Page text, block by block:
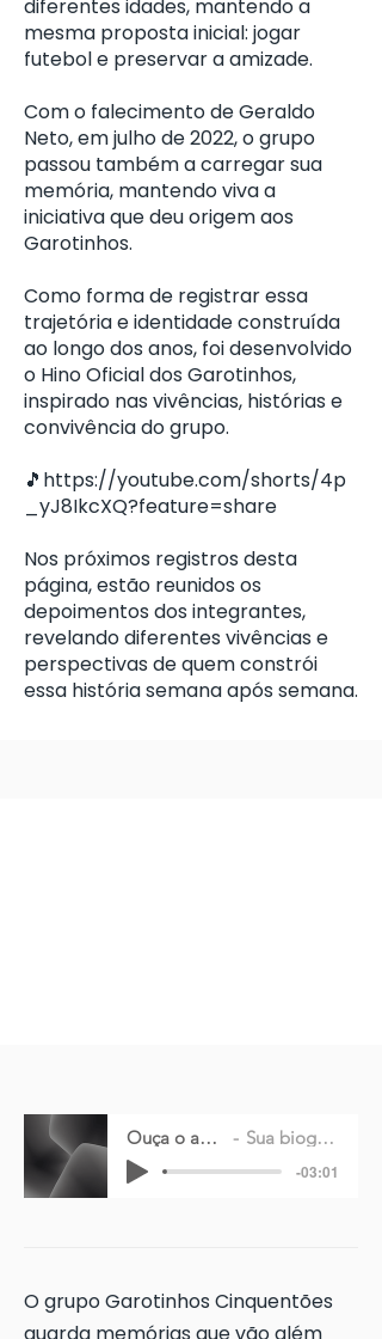
diferentes idades, mantendo a
mesma proposta inicial: jogar
futebol e preservar a amizade.
Com o falecimento de Geraldo
Neto, em julho de 2022, o grupo
passou também a carregar sua
memória, mantendo viva a
iniciativa que deu origem aos
Garotinhos.
Como forma de registrar essa
trajetória e identidade construída
ao longo dos anos, foi desenvolvido
o Hino Oficial dos Garotinhos,
inspirado nas vivências, histórias e
convivência do grupo.
🎵 https://youtube.com/shorts/4p
_yJ8IkcXQ?feature=share
Nos próximos registros desta
página, estão reunidos os
depoimentos dos integrantes,
revelando diferentes vivências e
perspectivas de quem constrói
essa história semana após semana.
Ouça o audio Sua biografia
-03:01
O grupo Garotinhos Cinquentões